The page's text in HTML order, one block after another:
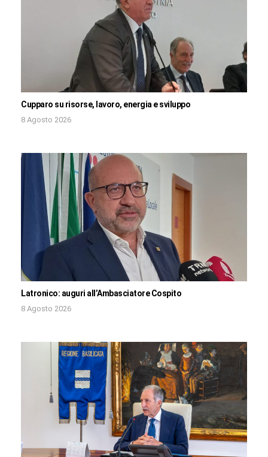
Cupparo su risorse, lavoro, energia e sviluppo
8 Agosto 2026
Latronico: auguri all’Ambasciatore Cospito
8 Agosto 2026